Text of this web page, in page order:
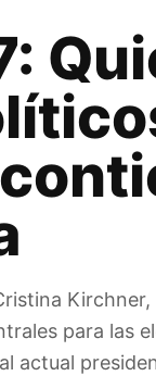
para las
actual